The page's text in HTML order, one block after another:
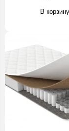
В корзину